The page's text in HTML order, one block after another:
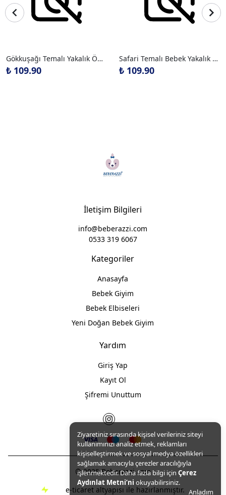
Ziyaretiniz sırasında kişisel verileriniz siteyi
kullanımınızı analiz etmek, reklamları
kişiselleştirmek ve sosyal medya özellikleri
sağlamak amacıyla çerezler aracılığıyla
işlenmektedir. Daha fazla bilgi için Çerez
Aydınlat Metni’ni okuyabilirsiniz.
Anladım
Gökkuşağı Temalı Yakalık Önlük
₺ 109.90
Safari Temalı Bebek Yakalık Önlük
₺ 109.90
Kategoriler
Anasayfa
Bebek Giyim
Bebek Elbiseleri
Yeni Doğan Bebek Giyim
İletişim Bilgileri
info@beberazzi.com
0533 319 6067
Yardım
Giriş Yap
Kayıt Ol
Şifremi Unuttum
© 2025 Beberazzi.com
e-ticaret altyapısı ile hazırlanmıştır.